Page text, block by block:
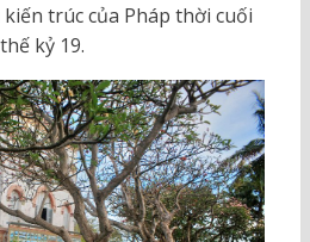
trúc của Pháp thời cuối
thế kỷ 19.